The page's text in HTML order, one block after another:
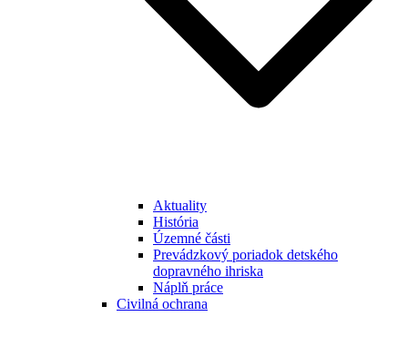
Aktuality
História
Územné části
Prevádzkový poriadok detského
dopravného ihriska
Náplň práce
Civilná ochrana